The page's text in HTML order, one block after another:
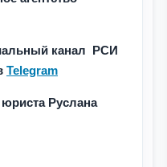
канал РСИ
Telegram
Руслана